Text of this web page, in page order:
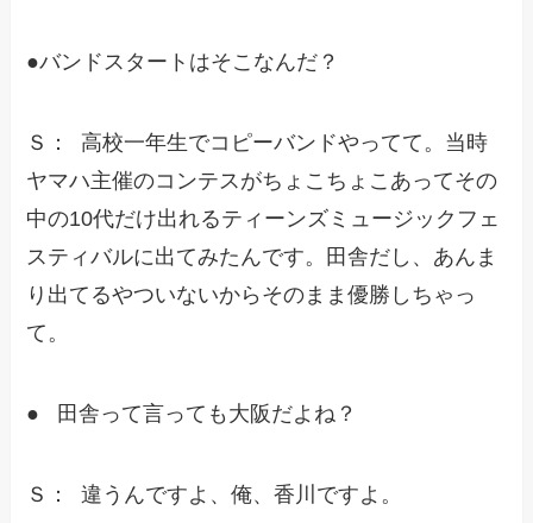
●バンドスタートはそこなんだ？
Ｓ： 高校一年生でコピーバンドやってて。当時
ヤマハ主催のコンテスがちょこちょこあってその
中の10代だけ出れるティーンズミュージックフェ
スティバルに出てみたんです。田舎だし、あんま
り出てるやついないからそのまま優勝しちゃっ
て。
● 田舎って言っても大阪だよね？
Ｓ： 違うんですよ、俺、香川ですよ。